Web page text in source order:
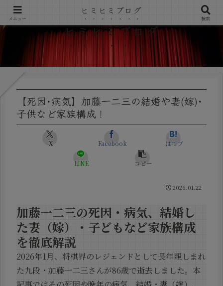
ヒミヒミブログ
【死因･病気】加藤一二三の結婚や妻(嫁)･
子供など家族構成！
X Facebook はてブ
LINE コピー
2026.01.22
加藤一二三の死因・病気、結婚し
た妻（嫁）・子どもなど家族構成
を徹底解説
2026年1月、将棋界のレジェンドとして長年親しまれ
た九段・加藤一二三さんが86歳で逝去しました。本
メニュー
ヒミヒミブログ
検索